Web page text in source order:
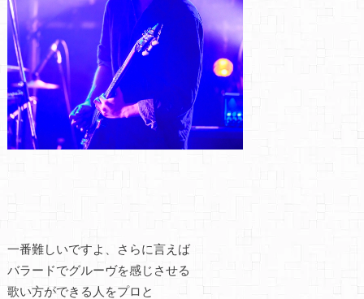
一番難しいですよ、さらに言えば
バラードでグルーヴを感じさせる
歌い方ができる人をプロと